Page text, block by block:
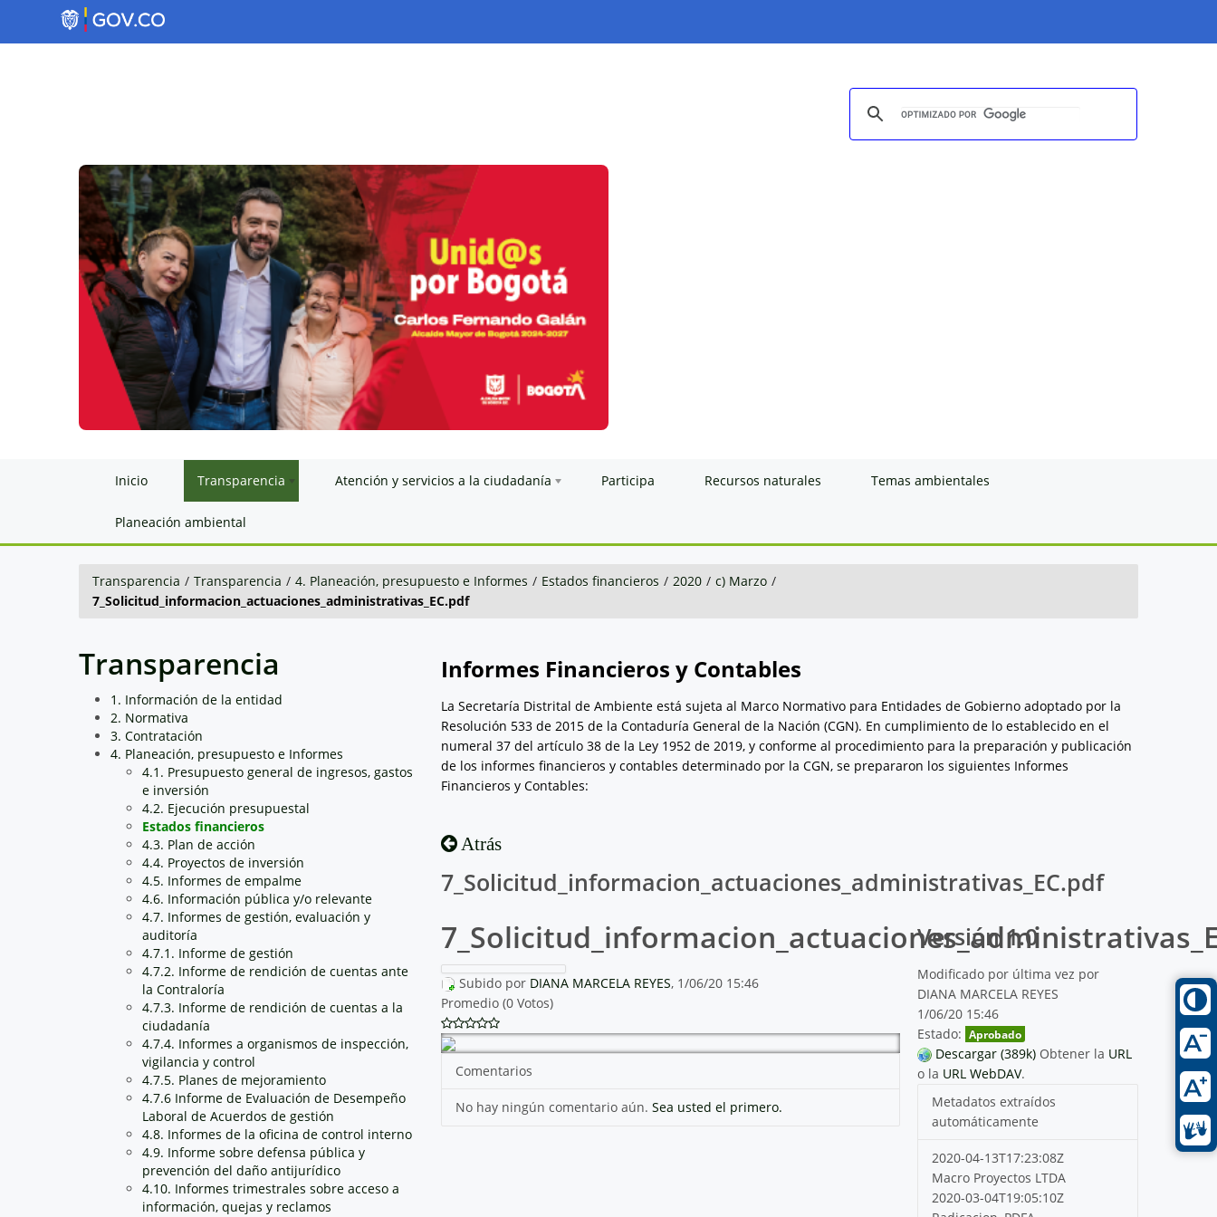
Inicio Transparencia Atención y servicios a la ciudadanía Participa Recursos naturales Temas ambientales
Planeación ambiental
Transparencia / Transparencia / 4. Planeación, presupuesto e Informes / Estados financieros / 2020 / c) Marzo /
7_Solicitud_informacion_actuaciones_administrativas_EC.pdf
Transparencia
1. Información de la entidad
2. Normativa
3. Contratación
4. Planeación, presupuesto e Informes
4.1. Presupuesto general de ingresos, gastos
e inversión
4.2. Ejecución presupuestal
Estados financieros
4.3. Plan de acción
4.4. Proyectos de inversión
4.5. Informes de empalme
4.6. Información pública y/o relevante
4.7. Informes de gestión, evaluación y
auditoría
4.7.1. Informe de gestión
4.7.2. Informe de rendición de cuentas ante
la Contraloría
4.7.3. Informe de rendición de cuentas a la
ciudadanía
4.7.4. Informes a organismos de inspección,
vigilancia y control
4.7.5. Planes de mejoramiento
4.7.6 Informe de Evaluación de Desempeño
Laboral de Acuerdos de gestión
4.8. Informes de la oficina de control interno
4.9. Informe sobre defensa pública y
prevención del daño antijurídico
4.10. Informes trimestrales sobre acceso a
información, quejas y reclamos
Informes Financieros y Contables
La Secretaría Distrital de Ambiente está sujeta al Marco Normativo para Entidades de Gobierno adoptado por la
Resolución 533 de 2015 de la Contaduría General de la Nación (CGN). En cumplimiento de lo establecido en el
numeral 37 del artículo 38 de la Ley 1952 de 2019, y conforme al procedimiento para la preparación y publicación
de los informes financieros y contables determinado por la CGN, se prepararon los siguientes Informes
Financieros y Contables:
Atrás
7_Solicitud_informacion_actuaciones_administrativas_EC.pdf
Subido por DIANA MARCELA REYES, 1/06/20 15:46
Promedio (0 Votos)
Comentarios
No hay ningún comentario aún. Sea usted el primero.
Versión 1.0
Modificado por última vez por
DIANA MARCELA REYES
1/06/20 15:46
Estado: Aprobado
Descargar (389k) Obtener la URL
o la URL WebDAV.
Metadatos extraídos
automáticamente
2020-04-13T17:23:08Z
Macro Proyectos LTDA
2020-03-04T19:05:10Z